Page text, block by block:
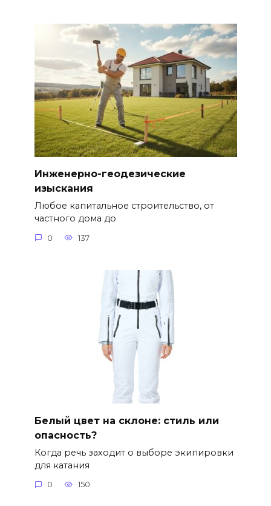
Инженерно-геодезические
изыскания
Любое капитальное строительство, от
частного дома до
0 137
Белый цвет на склоне: стиль или
опасность?
Когда речь заходит о выборе экипировки
для катания
0 150